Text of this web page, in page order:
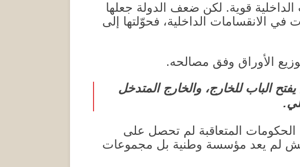
قوية. لكن ضعف الدولة جعلها
في الانقسامات الداخلية، فحوّلتها إلى
الأوراق وفق مصالحه.
الباب للخارج، والخارج المتدخل
.
الحكومات المتعاقبة لم تحصل على
لم يعد مؤسسة وطنية بل مجموعات